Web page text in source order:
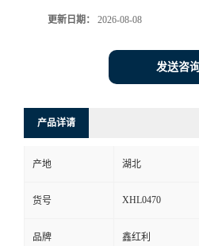
更新日期： 2026-08-08
发送咨
产品详请
产地 湖北
货号 XHL0470
品牌 鑫红利